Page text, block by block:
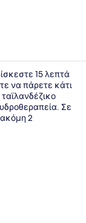
15 λεπτά
να πάρετε κάτι
Σε
2